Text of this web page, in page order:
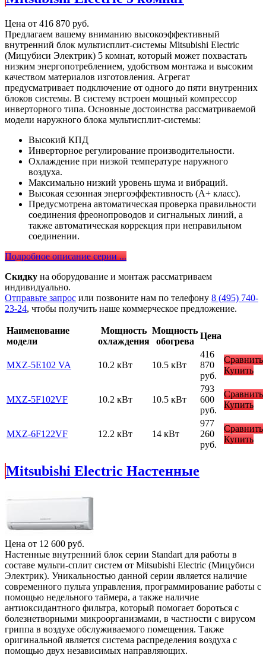
Цена от 416 870 руб.
Предлагаем вашему вниманию высокоэффективный
внутренний блок мультисплит-системы Mitsubishi Electric
(Мицубиси Электрик) 5 комнат, который может похвастать
низким энергопотреблением, удобством монтажа и высоким
качеством материалов изготовления. Агрегат
предусматривает подключение от одного до пяти внутренних
блоков системы. В систему встроен мощный компрессор
инверторного типа. Основные достоинства рассматриваемой
модели наружного блока мультисплит-системы:
Высокий КПД
Инверторное регулирование производительности.
Охлаждение при низкой температуре наружного
воздуха.
Максимально низкий уровень шума и вибраций.
Высокая сезонная энергоэффективность (А+ класс).
Предусмотрена автоматическая проверка правильности
соединения фреонопроводов и сигнальных линий, а
также автоматическая коррекция при неправильном
соединении.
Подробное описание серии ...
Скидку на оборудование и монтаж рассматриваем
индивидуально.
Отправьте запрос или позвоните нам по телефону 8 (495) 740-
23-24, чтобы получить наше коммерческое предложение.
Наименование
модели
Мощность
охлаждения
Мощность
обогрева
Цена
MXZ-5Е102 VA 10.2 кВт 10.5 кВт
416
870
руб.
Сравнить
Купить
MXZ-5F102VF 10.2 кВт 10.5 кВт
793
600
руб.
Сравнить
Купить
MXZ-6F122VF 12.2 кВт 14 кВт
977
260
руб.
Сравнить
Купить
Mitsubishi Electric Настенные
Цена от 12 600 руб.
Настенные внутренний блок серии Standart для работы в
составе мульти-сплит систем от Mitsubishi Electric (Мицубиси
Электрик). Уникальностью данной серии является наличие
современного пульта управления, программирование работы с
помощью недельного таймера, а также наличие
антиоксидантного фильтра, который помогает бороться с
болезнетворными микроорганизмами, в частности с вирусом
гриппа в воздухе обслуживаемого помещения. Также
оригинальной является система распределения воздуха с
помощью двух независимых направляющих.